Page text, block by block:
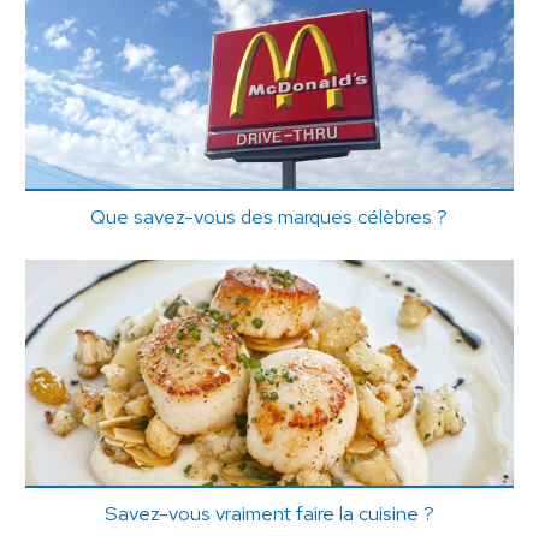
Que savez-vous des marques célèbres ?
Savez-vous vraiment faire la cuisine ?